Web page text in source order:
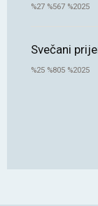
%27 %567 %2025
Svečani
%25 %805 %2025